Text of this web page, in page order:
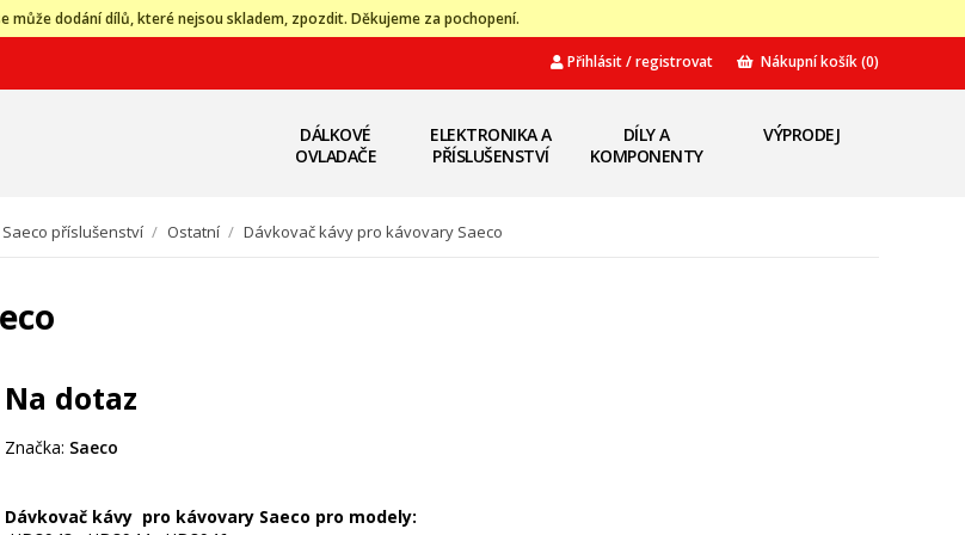
může dodání dílů, které nejsou skladem, zpozdit. Děkujeme za pochopení.
Přihlásit / registrovat Nákupní košík(0)
DÁLKOVÉ
OVLADAČE
ELEKTRONIKA A
PŘÍSLUŠENSTVÍ
DÍLY A
KOMPONENTY
VÝPRODEJ
Saeco příslušenství / Ostatní / Dávkovač kávy pro kávovary Saeco
Na dotaz
Značka: Saeco
Dávkovač kávy pro kávovary Saeco pro modely: